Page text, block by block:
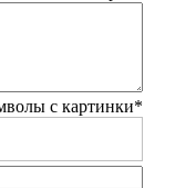
с картинки*